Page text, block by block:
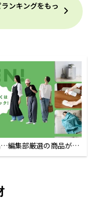
ンキングをもっ
編集部厳選の商品が買